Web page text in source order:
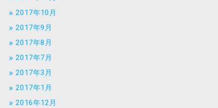
2017年10月
2017年9月
2017年8月
2017年7月
2017年3月
2017年1月
2016年12月